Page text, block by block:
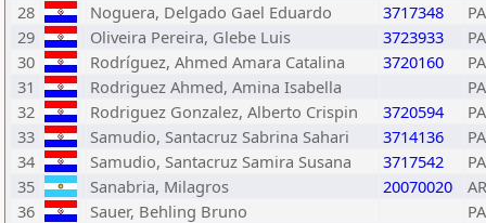
28
Noguera, Delgado Gael Eduardo 3717348
29
Oliveira Pereira, Glebe Luis 3723933
30
Rodríguez, Ahmed Amara Catalina 3720160
31
Rodriguez Ahmed, Amina Isabella
32
Rodriguez Gonzalez, Alberto Crispin 3720594
33
Samudio, Santacruz Sabrina Sahari 3714136
34
Samudio, Santacruz Samira Susana 3717542
35
Sanabria, Milagros 20070020
36
Sauer, Behling Bruno